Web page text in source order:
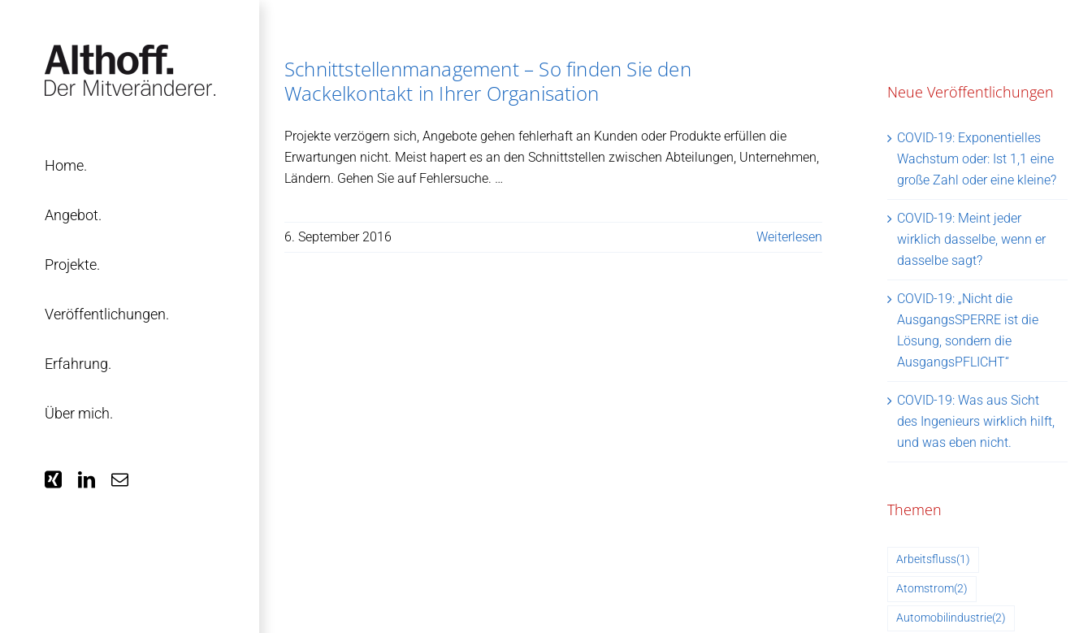
Home.
Angebot.
Projekte.
Veröffentlichungen.
Erfahrung.
Über mich.
XingLinkedIn
E-
Schnittstellenmanagement – So finden Sie den
Wackelkontakt in Ihrer Organisation
Projekte verzögern sich, Angebote gehen fehlerhaft an Kunden oder Produkte erfüllen die
Erwartungen nicht. Meist hapert es an den Schnittstellen zwischen Abteilungen, Unternehmen,
Ländern. Gehen Sie auf Fehlersuche. …
6. September 2016 Weiterlesen
Neue Veröffentlichungen
COVID-19: Exponentielles
Wachstum oder: Ist 1,1 eine
große Zahl oder eine kleine?
COVID-19: Meint jeder
wirklich dasselbe, wenn er
dasselbe sagt?
COVID-19: „Nicht die
AusgangsSPERRE ist die
Lösung, sondern die
AusgangsPFLICHT“
COVID-19: Was aus Sicht
des Ingenieurs wirklich hilft,
und was eben nicht.
Themen
Arbeitsfluss(1)
Atomstrom(2)
Automobilindustrie(2)